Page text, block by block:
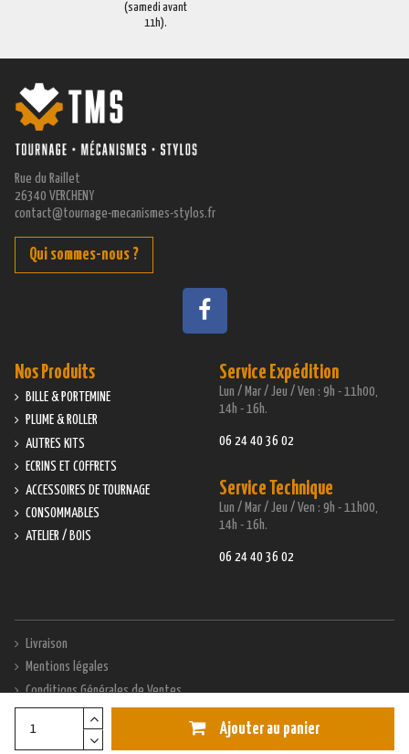
Ajouter au panier
(samedi avant
11h).
Rue du Raillet
26340 VERCHENY
contact@tournage-mecanismes-stylos.fr
Qui sommes-nous ?
Service Expédition
Lun / Mar / Jeu / Ven : 9h - 11h00,
14h - 16h.
06 24 40 36 02
Service Technique
Lun / Mar / Jeu / Ven : 9h - 11h00,
14h - 16h.
06 24 40 36 02
Nos Produits
BILLE & PORTEMINE
PLUME & ROLLER
AUTRES KITS
ECRINS ET COFFRETS
ACCESSOIRES DE TOURNAGE
CONSOMMABLES
ATELIER / BOIS
Livraison
Mentions légales
Conditions Générales de Ventes
Modes de paiement
Contactez-nous